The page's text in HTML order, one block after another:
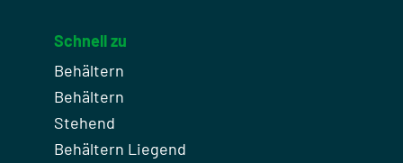
Schnell zu
Behältern
Behältern
Stehend
Behältern Liegend